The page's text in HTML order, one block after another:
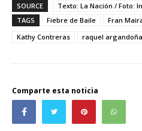
SOURCE
Texto: La Nación / Foto:
TAGS
Fiebre de Baile Fran
Kathy Contreras
raquel argandoña
Comparte esta noticia